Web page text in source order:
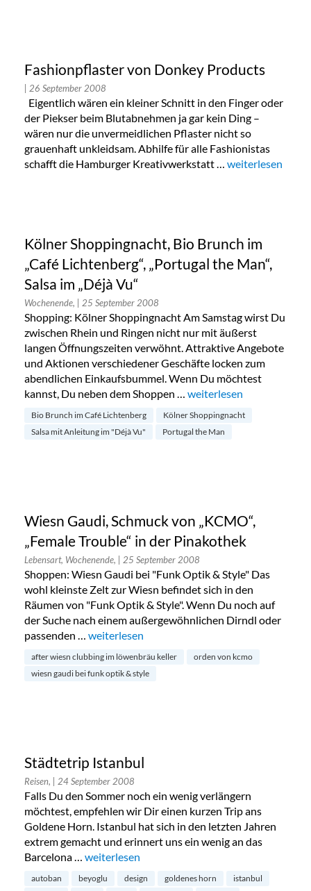
Fashionpflaster von Donkey Products
| 26 September 2008
Eigentlich wären ein kleiner Schnitt in den Finger oder
der Piekser beim Blutabnehmen ja gar kein Ding –
wären nur die unvermeidlichen Pflaster nicht so
grauenhaft unkleidsam. Abhilfe für alle Fashionistas
schafft die Hamburger Kreativwerkstatt … „Fashionpflaster
weiterlesen
Kölner Shoppingnacht, Bio Brunch im
„Café Lichtenberg“, „Portugal the Man“,
Salsa im „Déjà Vu“
Wochenende, | 25 September 2008
Shopping: Kölner Shoppingnacht Am Samstag wirst Du
zwischen Rhein und Ringen nicht nur mit äußerst
langen Öffnungszeiten verwöhnt. Attraktive Angebote
und Aktionen verschiedener Geschäfte locken zum
abendlichen Einkaufsbummel. Wenn Du möchtest
kannst, Du neben dem Shoppen … „Kölner Shoppingnacht,
weiterlesen
Bio Brunch im Café Lichtenberg
Kölner Shoppingnacht
Salsa mit Anleitung im "Déjà Vu"
Portugal the Man
Wiesn Gaudi, Schmuck von „KCMO“,
„Female Trouble“ in der Pinakothek
Lebensart, Wochenende, | 25 September 2008
Shoppen: Wiesn Gaudi bei "Funk Optik & Style" Das
wohl kleinste Zelt zur Wiesn befindet sich in den
Räumen von "Funk Optik & Style". Wenn Du noch auf
der Suche nach einem außergewöhnlichen Dirndl oder
passenden … „Wiesn Gaudi, Schmuck von „KCMO“,
weiterlesen
after wiesn clubbing im löwenbräu keller
orden von kcmo
wiesn gaudi bei funk optik & style
Städtetrip Istanbul
Reisen, | 24 September 2008
Falls Du den Sommer noch ein wenig verlängern
möchtest, empfehlen wir Dir einen kurzen Trip ans
Goldene Horn. Istanbul hat sich in den letzten Jahren
extrem gemacht und erinnert uns ein wenig an das
Barcelona … „Städtetrip Istanbul“
weiterlesen
autoban beyoglu design goldenes horn
istanbul